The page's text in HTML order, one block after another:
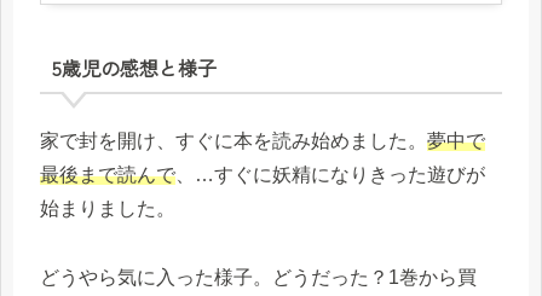
5歳児の感想と様子
家で封を開け、すぐに本を読み始めました。 夢中で
最後まで読んで、…すぐに妖精になりきった遊びが
始まりました。
どうやら気に入った様子。どうだった？1巻から買